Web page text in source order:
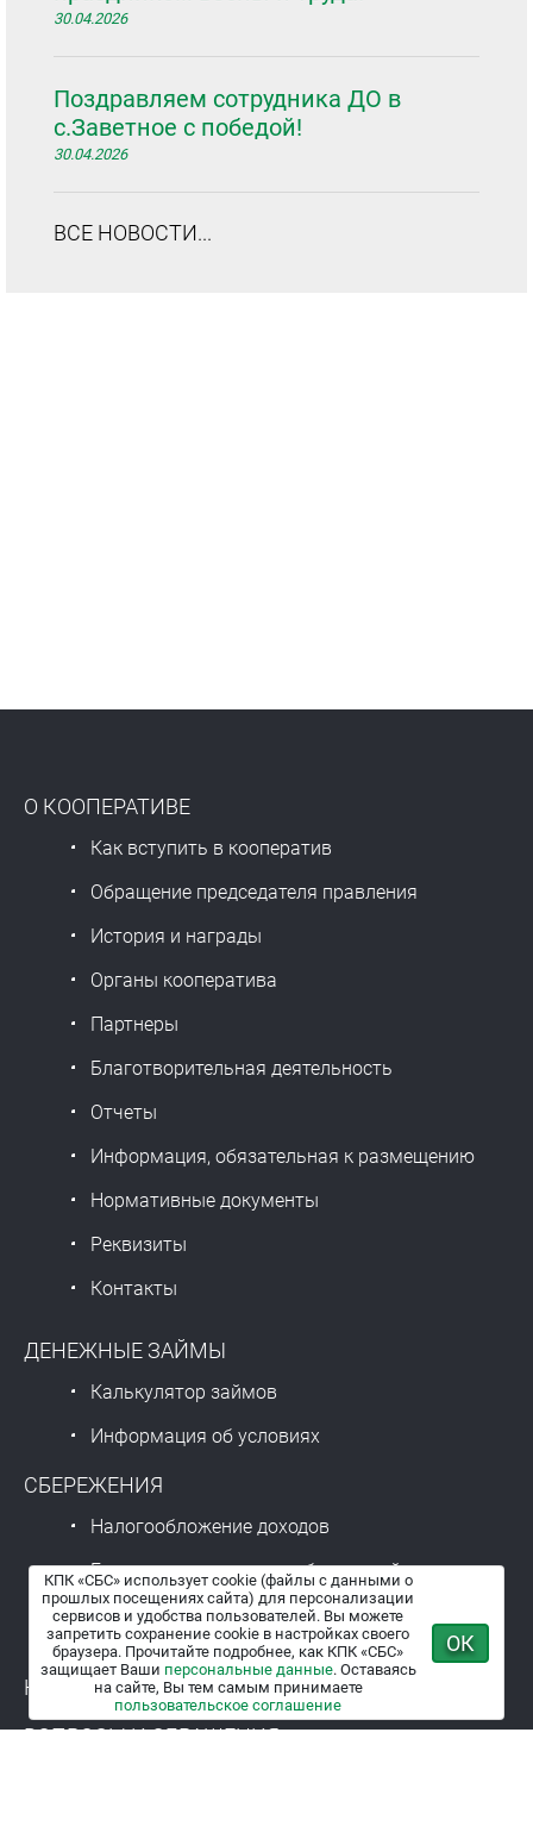
30.04.2026
Поздравляем сотрудника ДО в
с.Заветное с победой!
30.04.2026
ВСЕ НОВОСТИ...
О КООПЕРАТИВЕ
Как вступить в кооператив
Обращение председателя правления
История и награды
Органы кооператива
Партнеры
Благотворительная деятельность
Отчеты
Информация, обязательная к размещению
Нормативные документы
Реквизиты
Контакты
ДЕНЕЖНЫЕ ЗАЙМЫ
Калькулятор займов
Информация об условиях
СБЕРЕЖЕНИЯ
Налогообложение доходов
Гарантии сохранности сбережений
Размер и порядок платы за использование
денежных средств
НОВОСТИ
ВОПРОСЫ И ОБРАЩЕНИЯ
КПК «СБС» использует cookie (файлы с данными о
прошлых посещениях сайта) для персонализации
сервисов и удобства пользователей. Вы можете
запретить сохранение cookie в настройках своего
браузера. Прочитайте подробнее, как КПК «СБС»
защищает Ваши персональные данные. Оставаясь
на сайте, Вы тем самым принимаете
пользовательское соглашение
ОК